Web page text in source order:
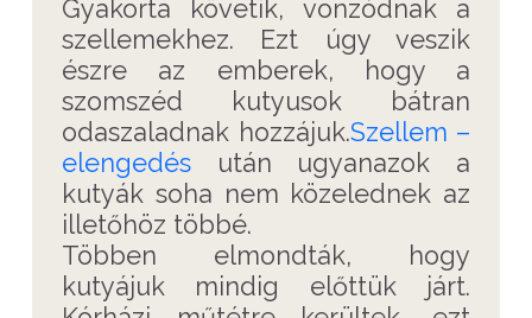
Gyakorta követik, vonzódnak a
szellemekhez. Ezt úgy veszik
észre az emberek, hogy a
szomszéd kutyusok bátran
odaszaladnak hozzájuk.Szellem –
elengedés után ugyanazok a
kutyák soha nem közelednek az
illetőhöz többé.
Többen elmondták, hogy
kutyájuk mindig előttük járt.